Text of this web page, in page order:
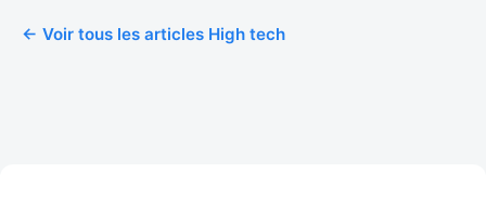
← Voir tous les articles High tech